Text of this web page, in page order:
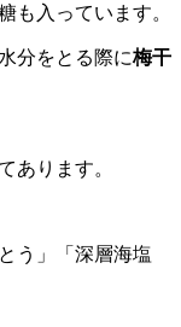
も入っています。
分をとる際に梅干
あります。
う」「深層海塩